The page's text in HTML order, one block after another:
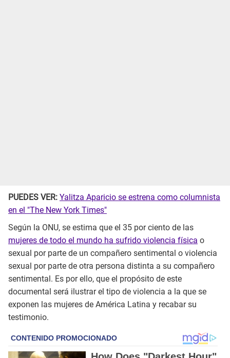
PUEDES VER: Yalitza Aparicio se estrena como columnista
en el "The New York Times"
Según la ONU, se estima que el 35 por ciento de las
mujeres de todo el mundo ha sufrido violencia física o
sexual por parte de un compañero sentimental o violencia
sexual por parte de otra persona distinta a su compañero
sentimental. Es por ello, que el propósito de este
documental será ilustrar el tipo de violencia a la que se
exponen las mujeres de América Latina y recabar su
testimonio.